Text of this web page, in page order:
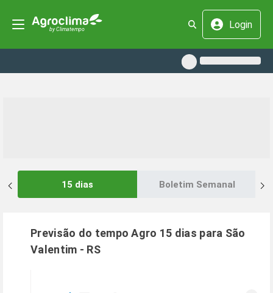
Login
15 dias Boletim Semanal
Previsão do tempo Agro 15 dias para São
Valentim - RS